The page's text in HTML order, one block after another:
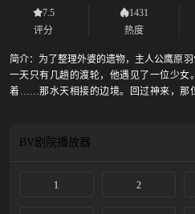
7.5
评分
1431
热度
简介： 为了整理外婆的遗物，主人公鹰原
一天只有几趟的渡轮，他遇见了一位少女
着……那水天相接的边境。回过神来，那
遗物时，也逐渐适应了初来乍到时让他无
与寻找回亿和海盗船的少女相遇。 与住在
BV剧院播放器
1 2